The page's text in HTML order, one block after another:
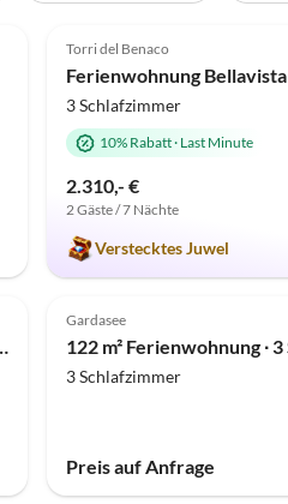
Torri del Benaco
Ferienwohnung Bellavista
3 Schlafzimmer
10% Rabatt· Last Minute
2.310,- €
2 Gäste / 7 Nächte
Verstecktes Juwel
Lake am See
Gardasee
3 Schlafzimmer
Preis auf Anfrage